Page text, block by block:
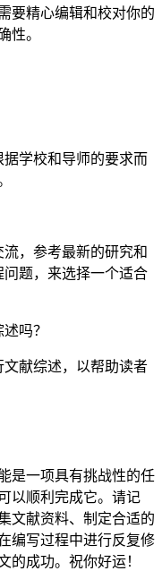
要精心编辑和校对你的
性。
学校和导师的要求而
，参考最新的研究和
题，来选择一个适合
吗？
献综述，以帮助读者
是一项具有挑战性的任
以顺利完成它。请记
文献资料、制定合适的
编写过程中进行反复修
的成功。祝你好运！